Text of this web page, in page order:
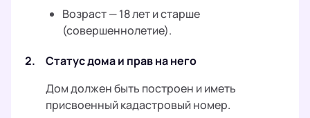
Возраст — 18 лет и старше
(совершеннолетие).
2.
Статус дома и прав на него
Дом должен быть построен и иметь
присвоенный кадастровый номер.